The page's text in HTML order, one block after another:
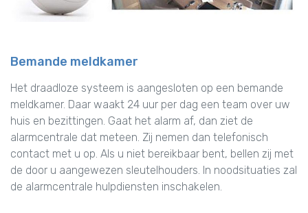
Bemande meldkamer
Het draadloze systeem is aangesloten op een bemande
meldkamer. Daar waakt 24 uur per dag een team over uw
huis en bezittingen. Gaat het alarm af, dan ziet de
alarmcentrale dat meteen. Zij nemen dan telefonisch
contact met u op. Als u niet bereikbaar bent, bellen zij met
de door u aangewezen sleutelhouders. In noodsituaties zal
de alarmcentrale hulpdiensten inschakelen.